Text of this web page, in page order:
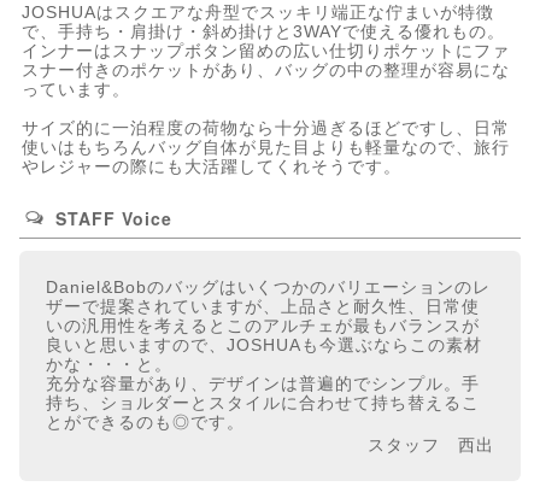
JOSHUAはスクエアな舟型でスッキリ端正な佇まいが特徴
で、手持ち・肩掛け・斜め掛けと3WAYで使える優れもの。
インナーはスナップボタン留めの広い仕切りポケットにファ
スナー付きのポケットがあり、バッグの中の整理が容易にな
っています。
サイズ的に一泊程度の荷物なら十分過ぎるほどですし、日常
使いはもちろんバッグ自体が見た目よりも軽量なので、旅行
やレジャーの際にも大活躍してくれそうです。
STAFF Voice
Daniel&Bobのバッグはいくつかのバリエーションのレ
ザーで提案されていますが、上品さと耐久性、日常使
いの汎用性を考えるとこのアルチェが最もバランスが
良いと思いますので、JOSHUAも今選ぶならこの素材
かな・・・と。
充分な容量があり、デザインは普遍的でシンプル。手
持ち、ショルダーとスタイルに合わせて持ち替えるこ
とができるのも◎です。
スタッフ 西出